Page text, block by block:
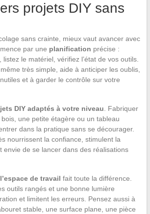
projets DIY sans
sans crainte, mieux vaut avancer avec
par une planification précise :
le matériel, vérifiez l’état de vos outils.
très simple, aide à anticiper les oublis,
et à garder le contrôle sur votre
DIY adaptés à votre niveau . Fabriquer
une petite étagère ou un tableau
dans la pratique sans se décourager.
nourrissent la confiance, stimulent la
envie de se lancer dans des réalisations
de travail fait toute la différence.
outils rangés et une bonne lumière
et limitent les erreurs. Pensez aussi à
stable, une surface plane, une pièce